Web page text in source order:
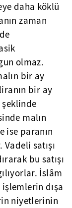
daha köklü
zaman
olmaz.
bir ay
bir ay
şeklinde
malın
ise paranın
Vadeli satışı
bu satışı
İslâm
dışa
niyetlerinin